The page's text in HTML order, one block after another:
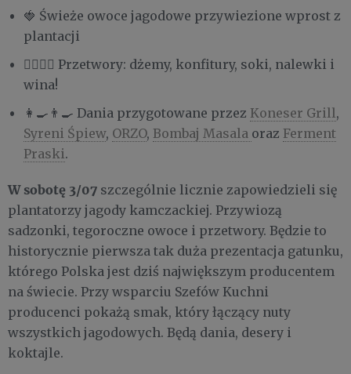
🍓 Świeże owoce jagodowe przywiezione wprost z
plantacji
🙋‍♂‍🙋‍♀‍ Przetwory: dżemy, konfitury, soki, nalewki i
wina!
👩‍🍳👨‍🍳 Dania przygotowane przez Koneser Grill,
Syreni Śpiew, ORZO, Bombaj Masala oraz Ferment
Praski.
W sobotę 3/07 szczególnie licznie zapowiedzieli się
plantatorzy jagody kamczackiej. Przywiozą
sadzonki, tegoroczne owoce i przetwory. Będzie to
historycznie pierwsza tak duża prezentacja gatunku,
którego Polska jest dziś największym producentem
na świecie. Przy wsparciu Szefów Kuchni
producenci pokażą smak, który łączący nuty
wszystkich jagodowych. Będą dania, desery i
koktajle.